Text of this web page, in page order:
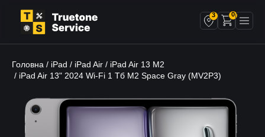
3 0
Головна / iPad / iPad Air / iPad Air 13 M2
/ iPad Air 13" 2024 Wi-Fi 1 Тб M2 Space Gray (MV2P3)